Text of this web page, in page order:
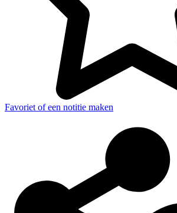
Favoriet of een notitie maken